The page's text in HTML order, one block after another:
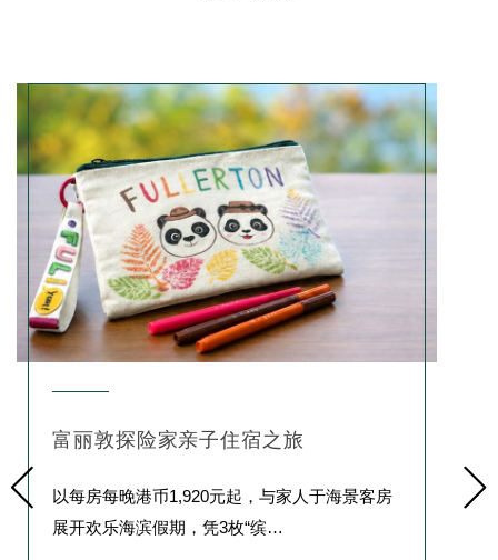
富丽敦探险家亲子住宿之旅
以每房每晚港币1,920元起，与家人于海景客房
展开欢乐海滨假期，凭3枚“缤…